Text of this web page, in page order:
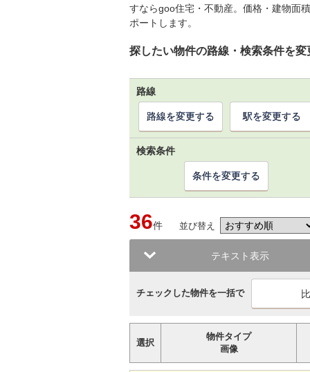
すならgoo住宅・不動産。価格・建物面
ポートします。
探したい物件の路線・検索条件を変
路線
路線を変更する 駅を変更する
検索条件
条件を変更する
36件 並び替え
テキスト表示
チェックした物件を一括で
選択
物件タイプ
画像